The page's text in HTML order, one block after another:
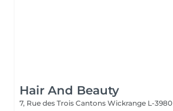
Hair And Beauty
7, Rue des Trois Cantons Wickrange L-3980